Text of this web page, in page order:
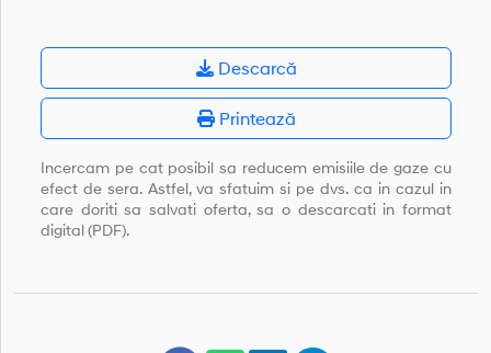
Descarcă
Printează
Incercam pe cat posibil sa reducem emisiile de gaze cu
efect de sera. Astfel, va sfatuim si pe dvs. ca in cazul in
care doriti sa salvati oferta, sa o descarcati in format
digital (PDF).